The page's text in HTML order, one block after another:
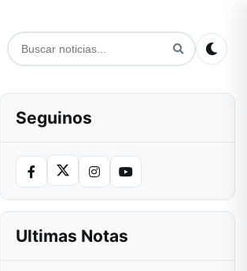
Seguinos
Ultimas Notas